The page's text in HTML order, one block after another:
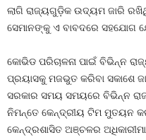
ଲାଗି ରାଜ୍ୟଗୁଡ଼ିକ ଉଦ୍ୟମ ଜାରି
ସେମାନଙ୍କୁ ଏ ବାବଦରେ ସହଯୋଗ
କୋଭିଡ ପରିଚାଳନା ପାଇଁ ବିଭିନ୍ନ
ପ୍ରୟାସକୁ ମଜଭୁତ କରିବା ସକାଶେ
ସରକାର ସମୟ ସମୟରେ ବିଭିନ୍ନ
ନିମନ୍ତେ କେନ୍ଦ୍ରୀୟ ଟିମ ମୁତୟନ
କେନ୍ଦ୍ରଶାସିତ ଅଞ୍ଚଳର